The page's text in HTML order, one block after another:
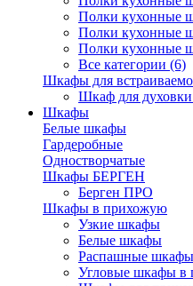
Полки кухонные
Полки кухонные
Полки кухонные
Все категории (6)
Шкафы для
Шкаф для
Шкафы
Белые шкафы
Гардеробные
Одностворчатые
Шкафы БЕРГЕН
Берген ПРО
Шкафы в прихожую
Узкие шкафы
Белые шкафы
Распашные шкафы
Угловые шкафы в